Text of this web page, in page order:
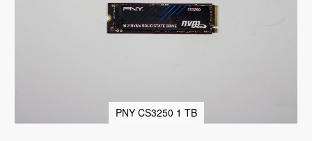
PNY CS3250 1 TB